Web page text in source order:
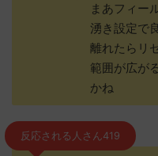
まあフィー
湧き設定で
離れたらリ
範囲が広が
かね
反応される人さん419